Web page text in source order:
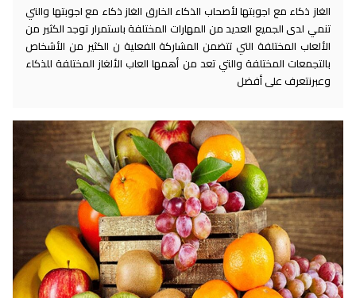
الغاز ذكاء مع اجوبتها لأصحاب الذكاء الخارق الغاز ذكاء مع اجوبتها والتي
تنمي لدى الجميع العديد من المهارات المختلفة باستمرار توجد الكثير من
الألعاب المختلفة التي تتضمن المشاركة الفعلية ن الكثير من الأشخاص
بالتجمعات المختلفة والتي تعد من أهمها العاب الألغاز المختلفة للذكاء
وعبرنتعرف على أفضل